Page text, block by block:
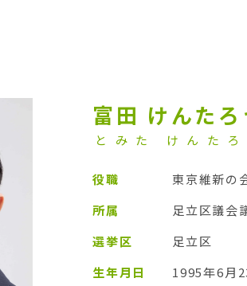
富田 けんたろ
とみた けんたろ
役職
東京維新の
所属
足立区議会
選挙区
足立区
生年月日
1995年6月